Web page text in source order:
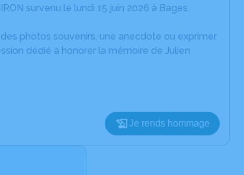
survenu le lundi 15 juin 2026 à Bages.
photos souvenirs, une anecdote ou exprimer
dédié à honorer la mémoire de Julien
Je rends hommage